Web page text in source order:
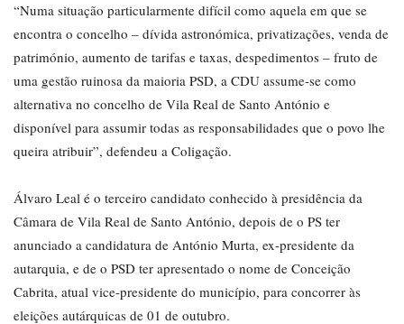
“Numa situação particularmente difícil como aquela em que se
encontra o concelho – dívida astronómica, privatizações, venda de
património, aumento de tarifas e taxas, despedimentos – fruto de
uma gestão ruinosa da maioria PSD, a CDU assume-se como
alternativa no concelho de Vila Real de Santo António e
disponível para assumir todas as responsabilidades que o povo lhe
queira atribuir”, defendeu a Coligação.
Álvaro Leal é o terceiro candidato conhecido à presidência da
Câmara de Vila Real de Santo António, depois de o PS ter
anunciado a candidatura de António Murta, ex-presidente da
autarquia, e de o PSD ter apresentado o nome de Conceição
Cabrita, atual vice-presidente do município, para concorrer às
eleições autárquicas de 01 de outubro.